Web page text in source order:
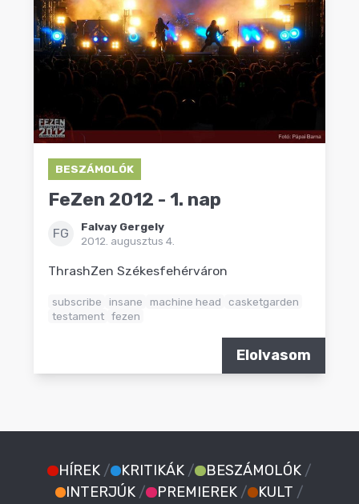
BESZÁMOLÓK
FeZen 2012 - 1. nap
FG
Falvay Gergely
2012. augusztus 4.
ThrashZen Székesfehérváron
subscribe insane machine head
casketgarden
testament fezen
Elolvasom
HÍREK / KRITIKÁK / BESZÁMOLÓK /
INTERJÚK / PREMIEREK / KULT /